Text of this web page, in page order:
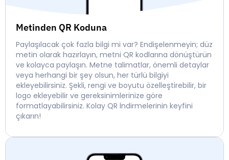
Metinden QR Koduna
Paylaşılacak çok fazla bilgi mi var? Endişelenmeyin; düz
metin olarak hazırlayın, metni QR kodlarına dönüştürün
ve kolayca paylaşın. Metne talimatlar, önemli detaylar
veya herhangi bir şey olsun, her türlü bilgiyi
ekleyebilirsiniz. Şekli, rengi ve boyutu özelleştirebilir, bir
logo ekleyebilir ve gereksinimlerinize göre
formatlayabilirsiniz. Kolay QR İndirmelerinin keyfini
çıkarın!